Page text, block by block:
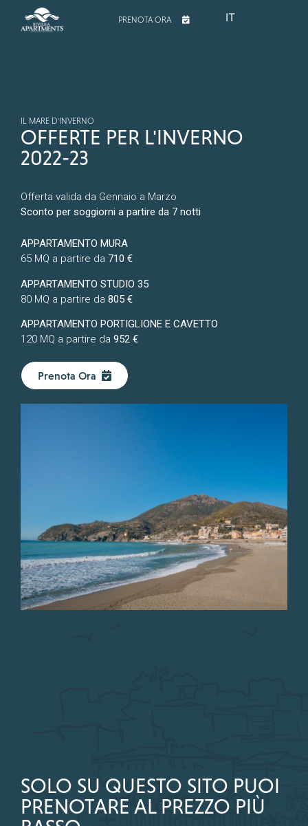
PRENOTA ORA IT
IL MARE D'INVERNO
OFFERTE PER L'INVERNO
2022-23
Offerta valida da Gennaio a Marzo
Sconto per soggiorni a partire da 7 notti
APPARTAMENTO MURA
65 MQ a partire da 710 €
APPARTAMENTO STUDIO 35
80 MQ a partire da 805 €
APPARTAMENTO PORTIGLIONE E CAVETTO
120 MQ a partire da 952 €
Prenota Ora
SOLO SU QUESTO SITO PUOI
PRENOTARE AL PREZZO PIÙ